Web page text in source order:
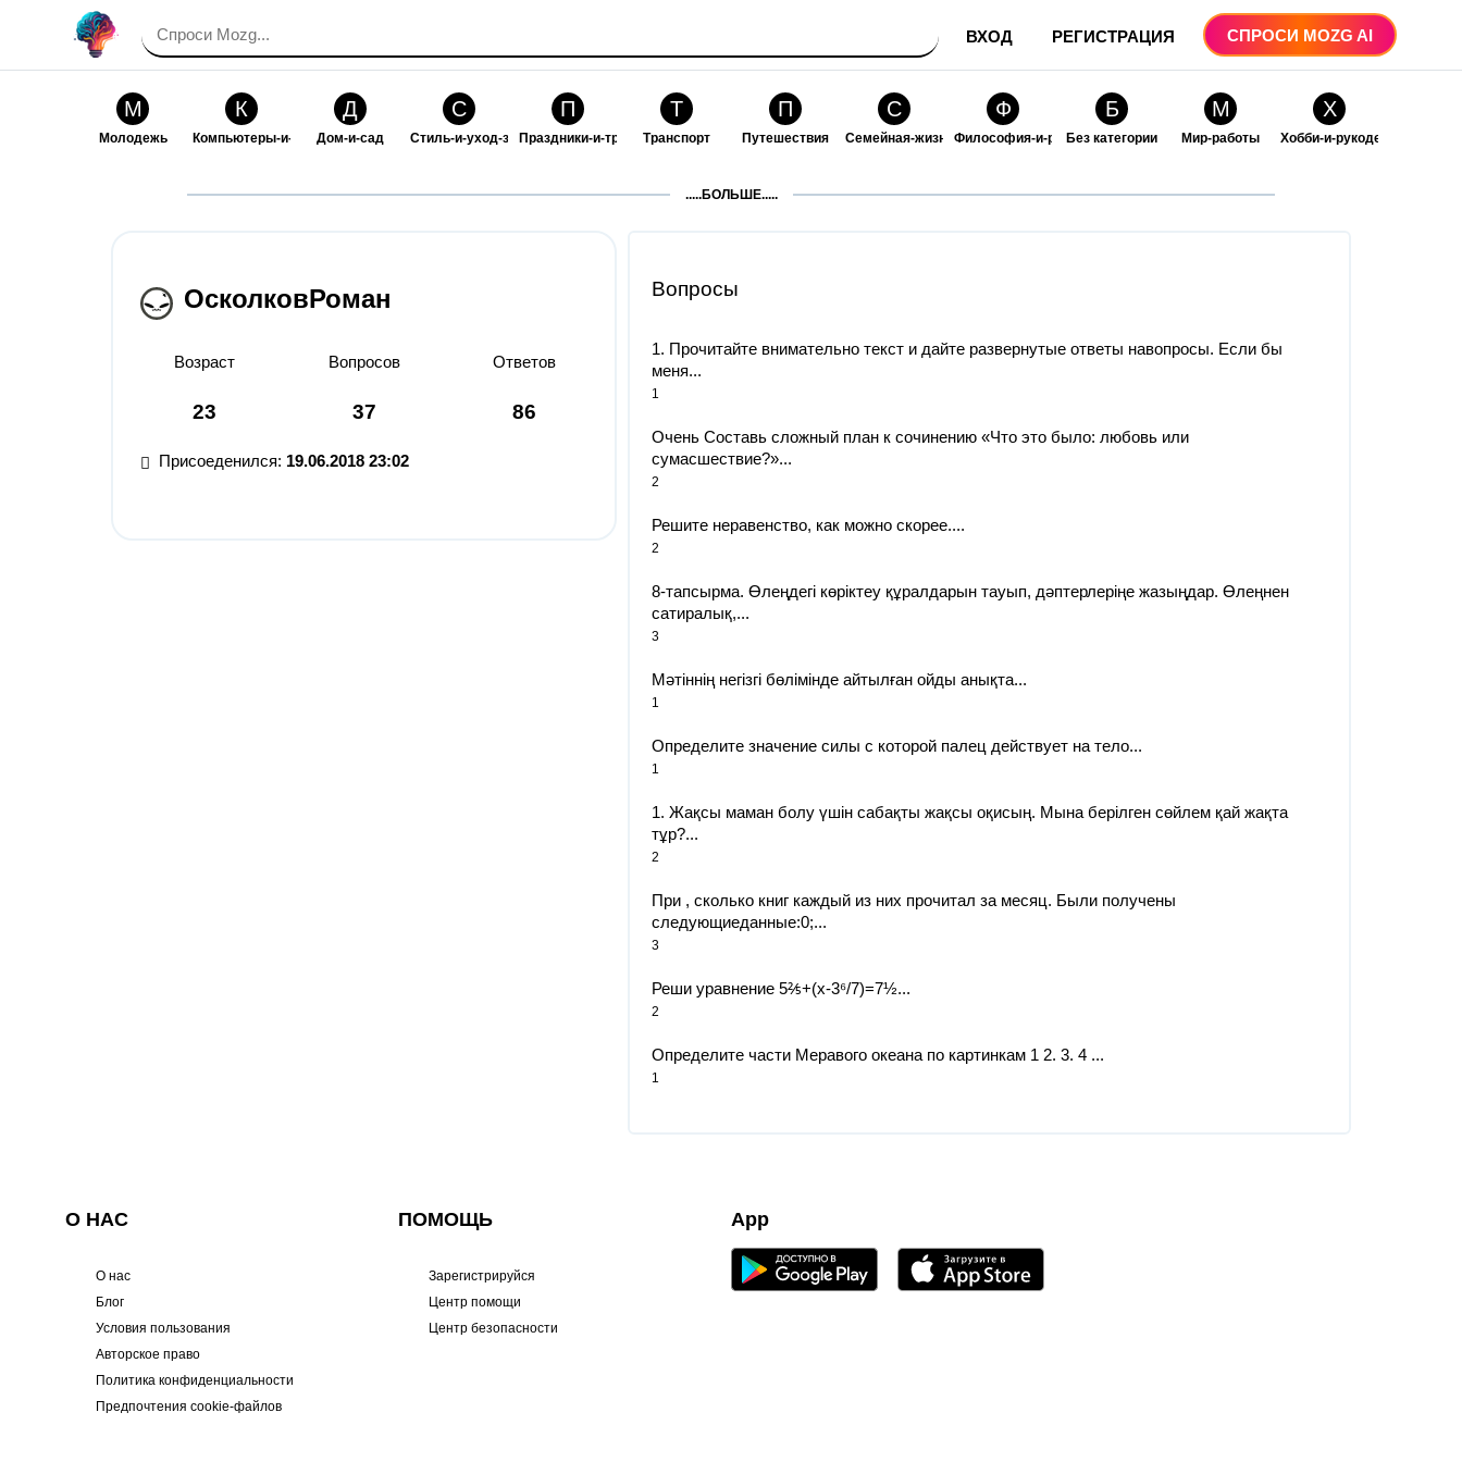
ВХОД РЕГИСТРАЦИЯ СПРОСИ MOZG AI
М
Молодежь
К
Компьютеры-и-электроника
Д
Дом-и-сад
С
Стиль-и-уход-за-собой
П
Праздники-и-традиции
Т
Транспорт
П
Путешествия
С
Семейная-жизнь
Ф
Философия-и-религия
Б
Без категории
М
Мир-работы
Х
Хобби-и-рукоделие
.....БОЛЬШЕ.....
ОсколковРоман
Возраст Вопросов Ответов
23 37 86
Присоеденился: 19.06.2018 23:02
Вопросы
1. Прочитайте внимательно текст и дайте развернутые ответы навопросы. Если бы
меня...
1
Очень Составь сложный план к сочинению «Что это было: любовь или
сумасшествие?»...
2
Решите неравенство, как можно скорее....
2
8-тапсырма. Өлеңдегі көріктеу құралдарын тауып, дәптерлеріңе жазыңдар. Өлеңнен
сатиралық,...
3
Мәтіннің негізгі бөлімінде айтылған ойды анықта...
1
Определите значение силы с которой палец действует на тело...
1
1. Жақсы маман болу үшін сабақты жақсы оқисың. Мына берілген сөйлем қай жақта
тұр?...
2
При , сколько книг каждый из них прочитал за месяц. Были получены
следующиеданные:0;...
3
Реши уравнение 5⅖+(х-3⁶/7)=7½​...
2
Определите части Меравого океана по картинкам 1 2. 3. 4 ​...
1
О НАС
О нас
Блог
Условия пользования
Авторское право
Политика конфиденциальности
Предпочтения cookie-файлов
ПОМОЩЬ
Зарегистрируйся
Центр помощи
Центр безопасности
App